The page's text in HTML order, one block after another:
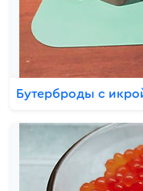
Бутерброды с